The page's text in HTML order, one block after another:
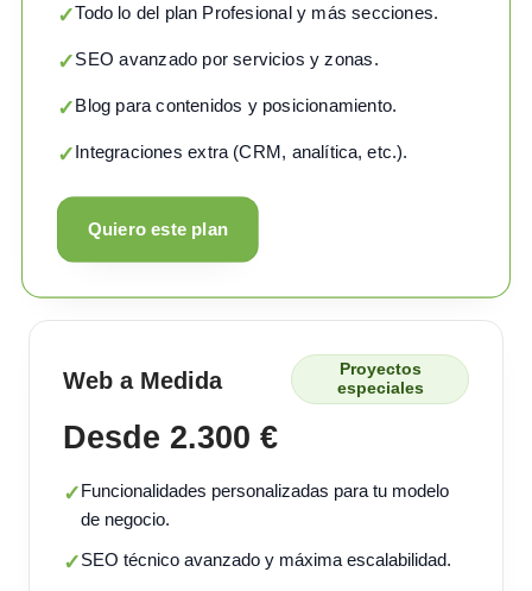
✓Todo lo del plan Profesional y más secciones.
✓SEO avanzado por servicios y zonas.
✓Blog para contenidos y posicionamiento.
✓Integraciones extra (CRM, analítica, etc.).
Quiero este plan
Web a Medida
Proyectos
especiales
Desde 2.300 €
✓Funcionalidades personalizadas para tu modelo
de negocio.
✓SEO técnico avanzado y máxima escalabilidad.